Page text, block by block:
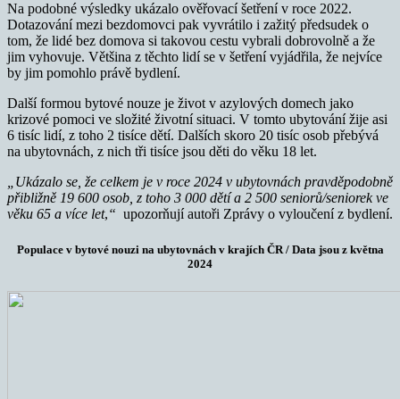
Na podobné výsledky ukázalo ověřovací šetření v roce 2022.
Dotazování mezi bezdomovci pak vyvrátilo i zažitý předsudek o
tom, že lidé bez domova si takovou cestu vybrali dobrovolně a že
jim vyhovuje. Většina z těchto lidí se v šetření vyjádřila, že nejvíce
by jim pomohlo právě bydlení.
Další formou bytové nouze je život v azylových domech jako
krizové pomoci ve složité životní situaci. V tomto ubytování žije asi
6 tisíc lidí, z toho 2 tisíce dětí. Dalších skoro 20 tisíc osob přebývá
na ubytovnách, z nich tři tisíce jsou děti do věku 18 let.
„Ukázalo se, že celkem je v roce 2024 v ubytovnách pravděpodobně
přibližně 19 600 osob, z toho 3 000 dětí a 2 500 seniorů/seniorek ve
věku 65 a více let,“ upozorňují autoři Zprávy o vyloučení z bydlení.
Populace v bytové nouzi na ubytovnách v krajích ČR / Data jsou z května
2024